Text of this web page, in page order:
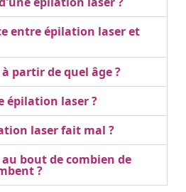
entre épilation laser et
partir de quel âge ?
épilation laser ?
laser fait mal ?
bout de combien de
?